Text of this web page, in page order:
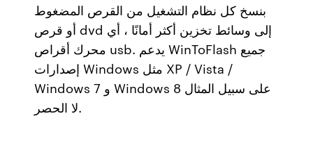
بنسخ كل نظام التشغيل من القرص المضغوط
أو قرص dvd إلى وسائط تخزين أكثر أمانًا ، أي
محرك أقراص usb. يدعم WinToFlash جميع
إصدارات Windows مثل XP / Vista /
Windows 7 و Windows 8 على سبيل المثال
لا الحصر.